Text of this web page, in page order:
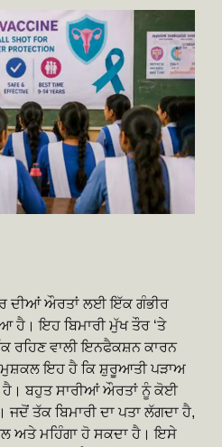
ਦੀਆਂ ਔਰਤਾਂ ਲਈ ਇੱਕ ਗੰਭੀਰ
ਇਹ ਬਿਮਾਰੀ ਮੁੱਖ ਤੌਰ ‘ਤੇ
ਰਹਿਣ ਵਾਲੀ ਇਨਫੈਕਸ਼ਨ ਕਾਰਨ
ਮੁਸ਼ਕਲ ਇਹ ਹੈ ਕਿ ਸ਼ੁਰੂਆਤੀ ਪੜਾਅ
ਹੈ। ਬਹੁਤ ਸਾਰੀਆਂ ਔਰਤਾਂ ਨੂੰ ਕੋਈ
ਤੱਕ ਬਿਮਾਰੀ ਦਾ ਪਤਾ ਲੱਗਦਾ ਹੈ,
ਅਤੇ ਮਹਿੰਗਾ ਹੋ ਸਕਦਾ ਹੈ। ਇਸੇ